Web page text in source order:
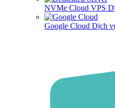
NVMe Cloud VPS
Google Cloud Dịch